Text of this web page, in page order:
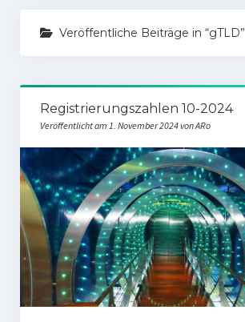
Veröffentliche Beiträge in “gTLD”
Registrierungszahlen 10-2024
Veröffentlicht am 1. November 2024 von ARo